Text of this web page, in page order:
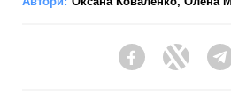
FacebookTwitter